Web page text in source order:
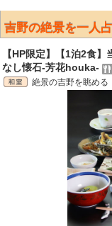
吉野の絶景を一
【HP限定】【1泊2食
なし懐石-芳花houka-
絶景の吉野を眺める